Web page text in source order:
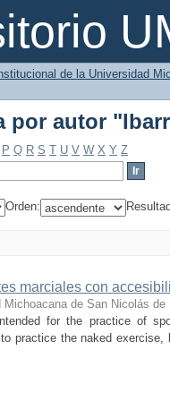
por autor
de la Universidad
por autor
P Q R S T U V W X Y Z
Orden:
marciales con
Michoacana de San Nicolás de
for the practice of
practice the naked